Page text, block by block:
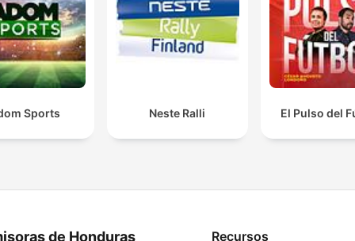
Sports Neste Ralli El Pulso del
de Honduras Recursos